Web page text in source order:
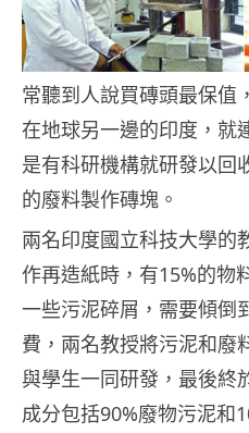
常聽到人說買磚頭最保值
在地球另一邊的印度，就
是有科研機構就研發以回
的廢料製作磚塊。
兩名印度國立科技大學的
作再造紙時，有15%的物
一些污泥碎屑，需要傾倒
費，兩名教授將污泥和廢
與學生一同研發，最後終
成分包括90%廢物污泥和